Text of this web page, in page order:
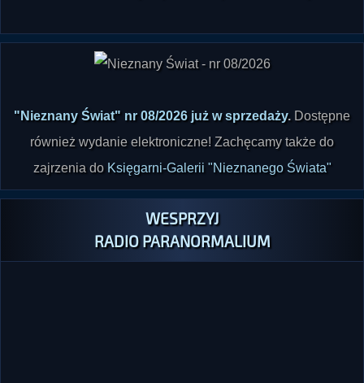
również wydanie elektroniczne! Zachęcamy także do
zajrzenia doKsięgarni-Galerii "Nieznanego Świata"
WESPRZYJ
RADIO PARANORMALIUM